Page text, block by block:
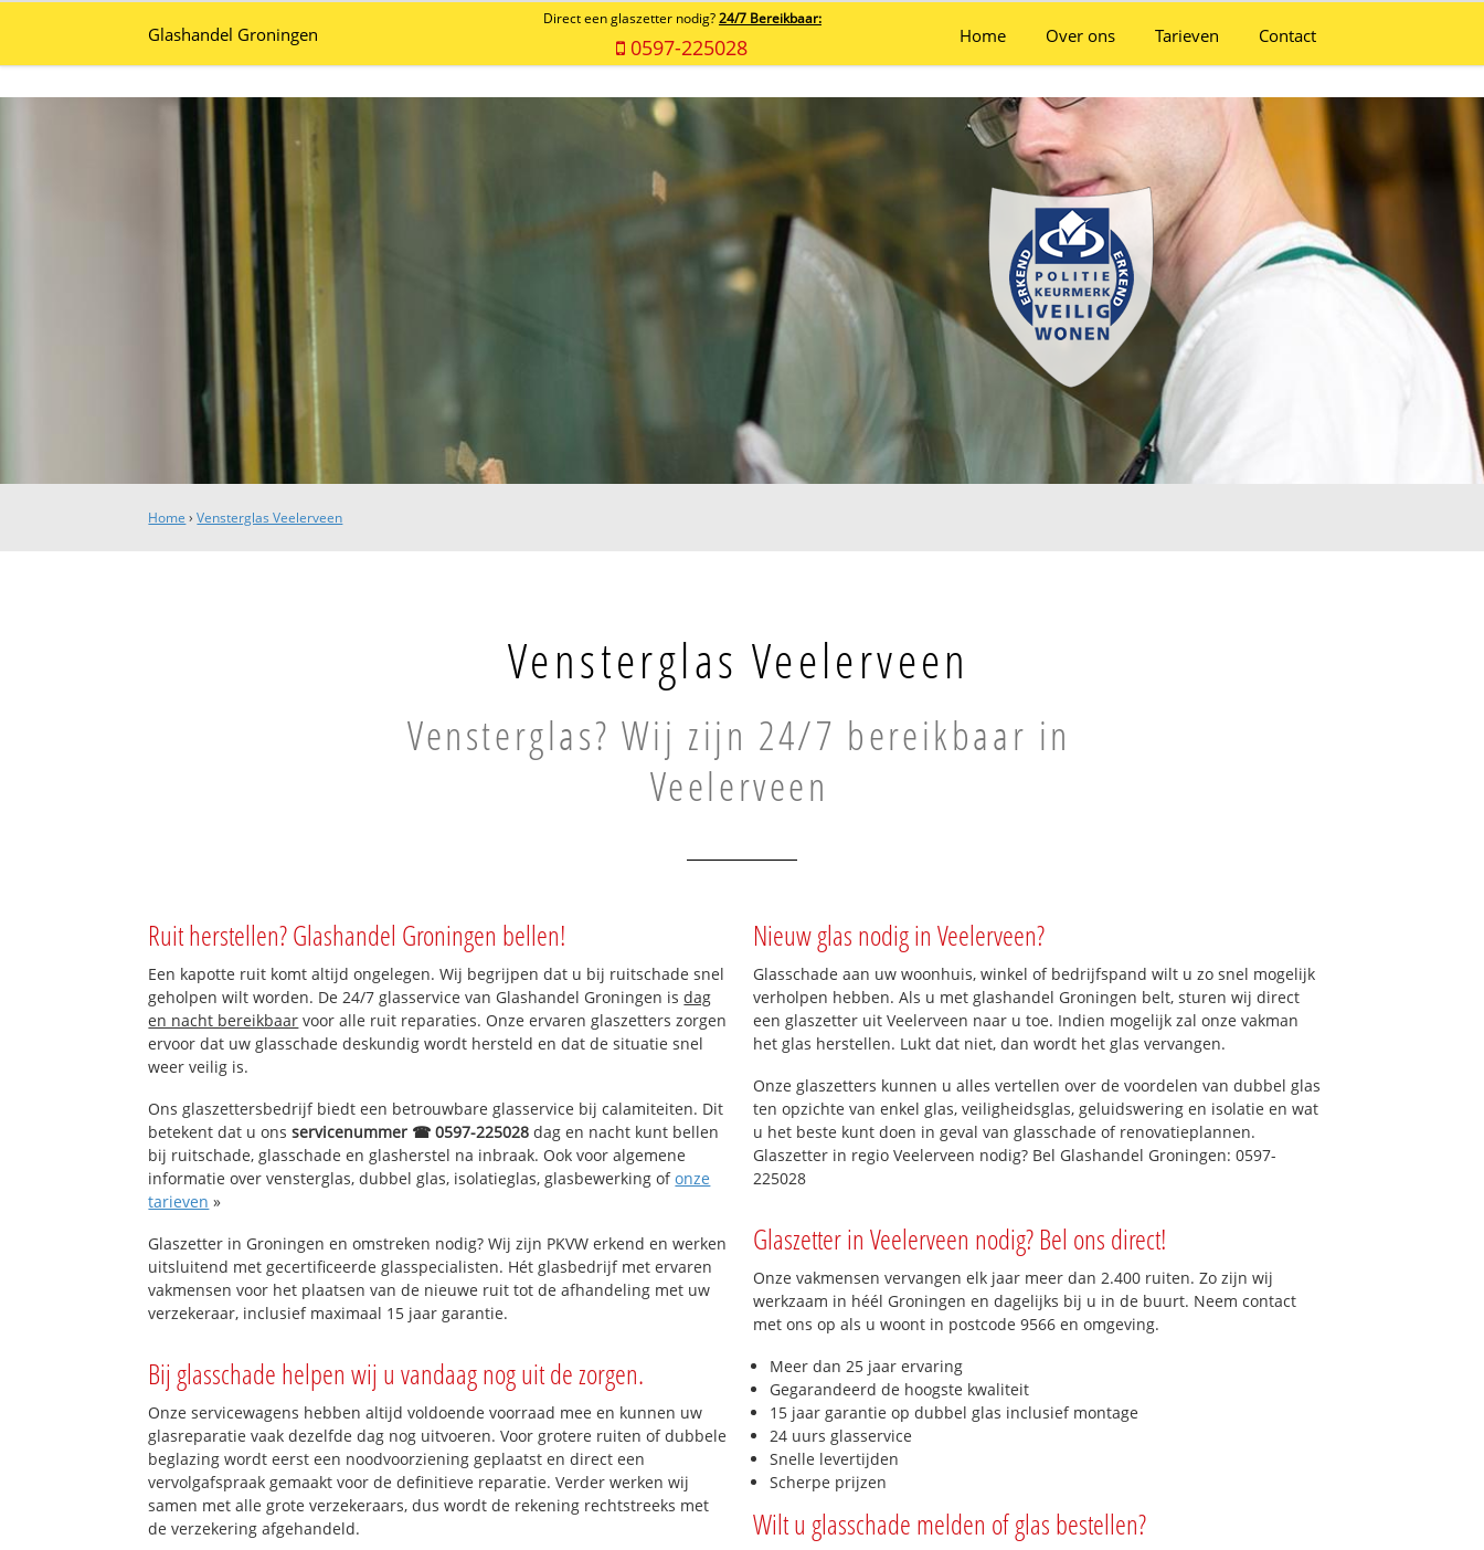
Glashandel Groningen
Direct een glaszetter nodig? 24/7 Bereikbaar:
0597-225028 Home Over ons Tarieven Contact
Home ›Vensterglas Veelerveen
Vensterglas Veelerveen
Vensterglas? Wij zijn 24/7 bereikbaar in
Veelerveen
Ruit herstellen? Glashandel Groningen bellen!
Een kapotte ruit komt altijd ongelegen. Wij begrijpen dat u bij ruitschade snel
geholpen wilt worden. De 24/7 glasservice van Glashandel Groningen isdag
en nacht bereikbaar voor alle ruit reparaties. Onze ervaren glaszetters zorgen
ervoor dat uw glasschade deskundig wordt hersteld en dat de situatie snel
weer veilig is.
Ons glaszettersbedrijf biedt een betrouwbare glasservice bij calamiteiten. Dit
betekent dat u onsservicenummer ☎ 0597-225028 dag en nacht kunt bellen
bij ruitschade, glasschade en glasherstel na inbraak. Ook voor algemene
informatie over vensterglas, dubbel glas, isolatieglas, glasbewerking ofonze
tarieven »
Glaszetter in Groningen en omstreken nodig? Wij zijn PKVW erkend en werken
uitsluitend met gecertificeerde glasspecialisten. Hét glasbedrijf met ervaren
vakmensen voor het plaatsen van de nieuwe ruit tot de afhandeling met uw
verzekeraar, inclusief maximaal 15 jaar garantie.
Bij glasschade helpen wij u vandaag nog uit de zorgen.
Onze servicewagens hebben altijd voldoende voorraad mee en kunnen uw
glasreparatie vaak dezelfde dag nog uitvoeren. Voor grotere ruiten of dubbele
beglazing wordt eerst een noodvoorziening geplaatst en direct een
vervolgafspraak gemaakt voor de definitieve reparatie. Verder werken wij
samen met alle grote verzekeraars, dus wordt de rekening rechtstreeks met
de verzekering afgehandeld.
Nieuw glas nodig in Veelerveen?
Glasschade aan uw woonhuis, winkel of bedrijfspand wilt u zo snel mogelijk
verholpen hebben. Als u met glashandel Groningen belt, sturen wij direct
een glaszetter uit Veelerveen naar u toe. Indien mogelijk zal onze vakman
het glas herstellen. Lukt dat niet, dan wordt het glas vervangen.
Onze glaszetters kunnen u alles vertellen over de voordelen van dubbel glas
ten opzichte van enkel glas, veiligheidsglas, geluidswering en isolatie en wat
u het beste kunt doen in geval van glasschade of renovatieplannen.
Glaszetter in regio Veelerveen nodig? Bel Glashandel Groningen: 0597-
225028
Glaszetter in Veelerveen nodig? Bel ons direct!
Onze vakmensen vervangen elk jaar meer dan 2.400 ruiten. Zo zijn wij
werkzaam in héél Groningen en dagelijks bij u in de buurt. Neem contact
met ons op als u woont in postcode 9566 en omgeving.
Meer dan 25 jaar ervaring
Gegarandeerd de hoogste kwaliteit
15 jaar garantie op dubbel glas inclusief montage
24 uurs glasservice
Snelle levertijden
Scherpe prijzen
Wilt u glasschade melden of glas bestellen?